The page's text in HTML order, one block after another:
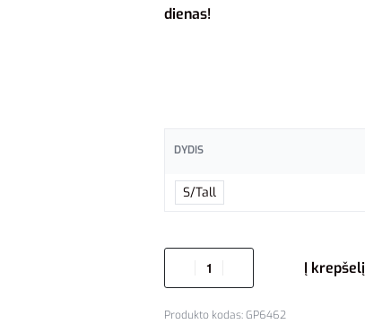
dienas!
DYDIS
S/Tall
Į krepšelį
GP6462